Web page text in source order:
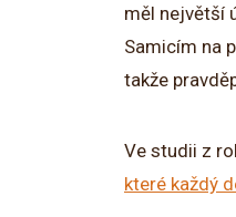
měl největší
Samicím na
takže
Ve studii z
které každý